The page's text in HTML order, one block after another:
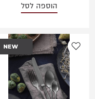
הוספה לסל
NEW